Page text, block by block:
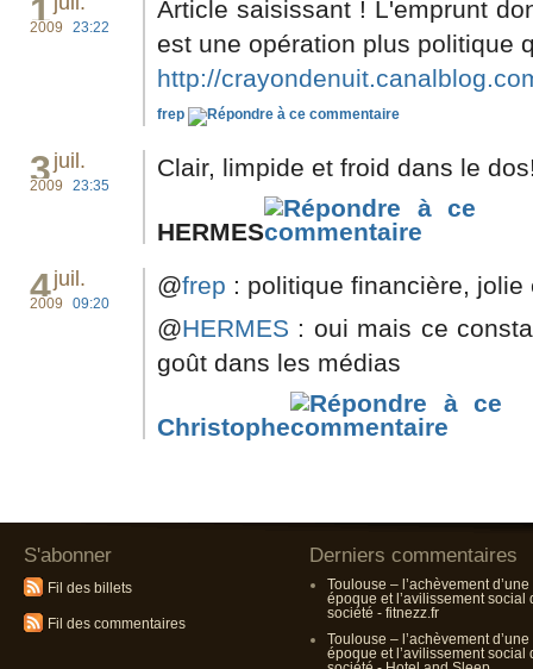
1
2009 23:22
Article saisissant ! L'emprunt
est une opération plus politique
http://
frep
3juil.
2009 23:35
Clair, limpide et froid dans le
HERMES
4juil.
2009 09:20
@frep : politique financière, jolie
@HERMES : oui mais ce
goût dans les médias
Christophe
S'abonner
Fil des billets
Fil des commentaires
Derniers commentaires
Toulouse – l’achèvement d’une
époque et l’avilissement social
société - fitnezz.fr
Toulouse – l’achèvement d’une
époque et l’avilissement social